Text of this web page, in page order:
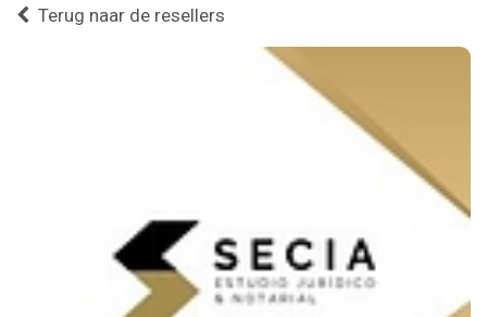
Terug naar de resellers